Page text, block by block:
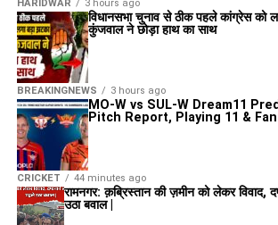
HARIDWAR 3 hours ago
BREAKINGNEWS 3 hours ago
विधानसभा चुनाव से ठीक पहले कांग्रेस को
कुंजवाल ने छोड़ा हाथ का साथ
CRICKET 44 minutes ago
MO-W vs SUL-W Dream11
Pitch Report, Playing 11 &
रामनगर: क़ब्रिस्तान की ज़मीन को लेकर विवाद,
उठा बवाल |